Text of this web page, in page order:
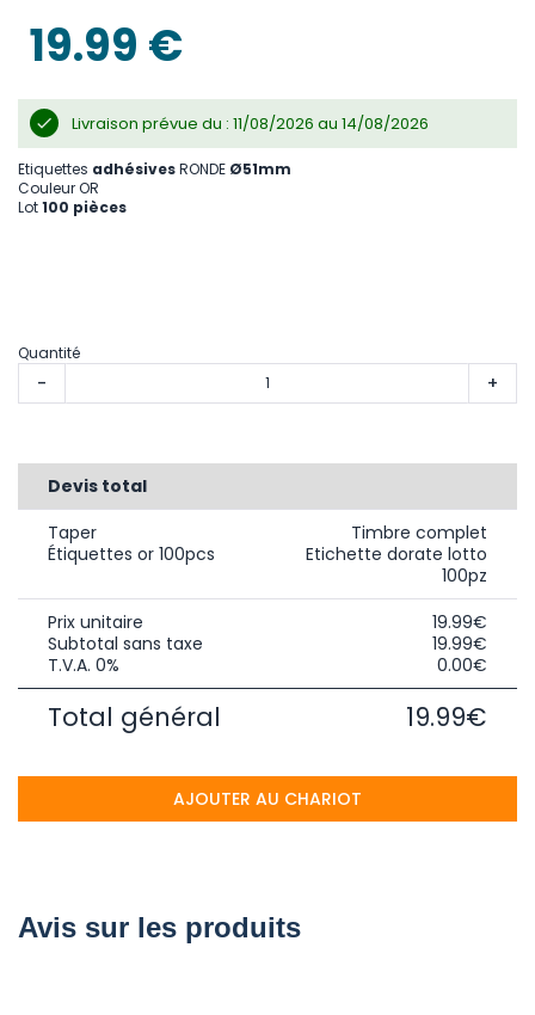
gallery
19.99 €
Livraison prévue du : 11/08/2026 au 14/08/2026
Etiquettes adhésivesRONDE Ø51mm
Couleur OR
Lot100 pièces
Avis sur les produits
Quantité
- +
Devis total
Taper
Timbre complet
Étiquettes or 100pcs
Etichette dorate lotto
100pz
Prix unitaire
19.99€
Subtotal sans taxe
19.99€
T.V.A. 0%
0.00€
Total général 19.99€
AJOUTER AU CHARIOT